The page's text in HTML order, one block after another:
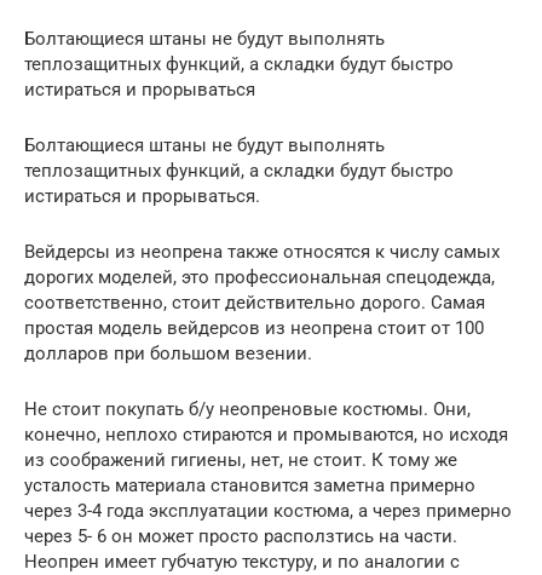
Болтающиеся штаны не будут выполнять
теплозащитных функций, а складки будут быстро
истираться и прорываться
Болтающиеся штаны не будут выполнять
теплозащитных функций, а складки будут быстро
истираться и прорываться.
Вейдерсы из неопрена также относятся к числу самых
дорогих моделей, это профессиональная спецодежда,
соответственно, стоит действительно дорого. Самая
простая модель вейдерсов из неопрена стоит от 100
долларов при большом везении.
Не стоит покупать б/у неопреновые костюмы. Они,
конечно, неплохо стираются и промываются, но исходя
из соображений гигиены, нет, не стоит. К тому же
усталость материала становится заметна примерно
через 3-4 года эксплуатации костюма, а через примерно
через 5- 6 он может просто расползтись на части.
Неопрен имеет губчатую текстуру, и по аналогии с